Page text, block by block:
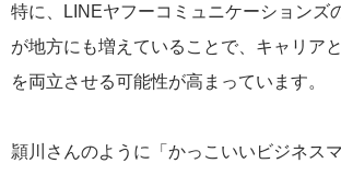
特に、LINEヤフーコミュニケーションズ
が地方にも増えていることで、キャリア
を両立させる可能性が高まっています。
頴川さんのように「かっこいいビジネス